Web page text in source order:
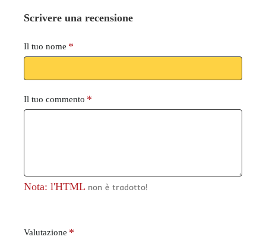
Scrivere una recensione
Il tuo nome
Il tuo commento
Nota: l'HTML non è tradotto!
V
Valutazione